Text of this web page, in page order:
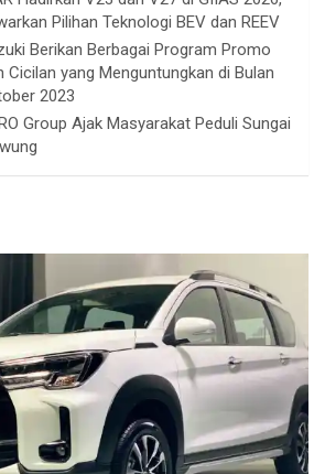
Pilihan Teknologi BEV dan REEV
Berikan Berbagai Program Promo
Cicilan yang Menguntungkan di Bulan
2023
Group Ajak Masyarakat Peduli Sungai